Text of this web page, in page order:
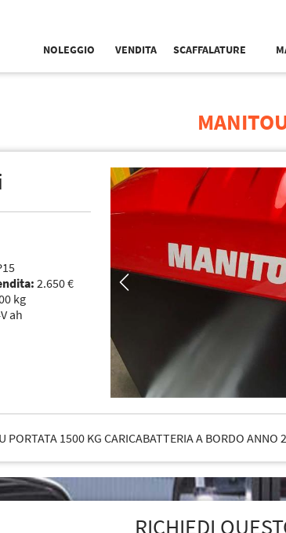
NOLEGGIO VENDITA SCAFFALATURE
2.650 €
kg
ah
1500 KG CARICABATTERIA A BORDO
RICHIEDI